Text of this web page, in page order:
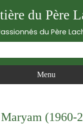
du Père
du Père
Menu
(1960-